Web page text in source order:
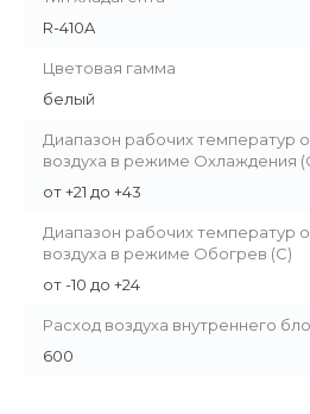
R-410A
Цветовая гамма
белый
Диапазон рабочих температур
воздуха в режиме Охлаждения
от +21 до +43
Диапазон рабочих температур
воздуха в режиме Обогрев (С)
от -10 до +24
Расход воздуха внутреннего
600